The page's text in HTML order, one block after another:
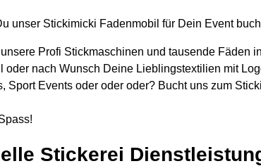
unser Stickimicki Fadenmobil für Dein Event
unsere Profi Stickmaschinen und tausende
oder nach Wunsch Deine Lieblingstextilien mit
Sport Events oder oder oder? Bucht uns zum
Stickerei